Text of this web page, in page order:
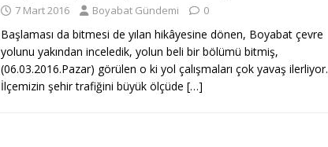
7 Mart 2016 Boyabat Gündemi 0
Başlaması da bitmesi de yılan hikâyesine dönen, Boyabat çevre
yolunu yakından inceledik, yolun beli bir bölümü bitmiş,
(06.03.2016.Pazar) görülen o ki yol çalışmaları çok yavaş ilerliyor.
İlçemizin şehir trafiğini büyük ölçüde […]